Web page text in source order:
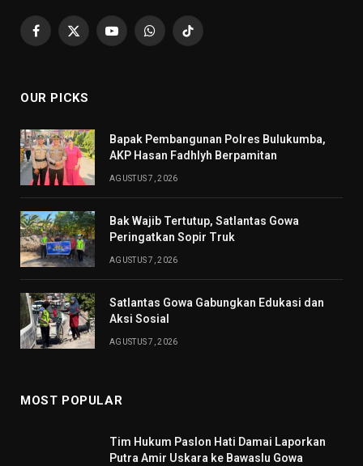
Facebook
X
YouTubeWhatsAppTikTok
OUR PICKS
Bapak Pembangunan Polres Bulukumba,
AKP Hasan Fadhlyh Berpamitan
AGUSTUS 7, 2026
Bak Wajib Tertutup, Satlantas Gowa
Peringatkan Sopir Truk
AGUSTUS 7, 2026
Satlantas Gowa Gabungkan Edukasi dan
Aksi Sosial
AGUSTUS 7, 2026
MOST POPULAR
Tim Hukum Paslon Hati Damai Laporkan
Putra Amir Uskara ke Bawaslu Gowa